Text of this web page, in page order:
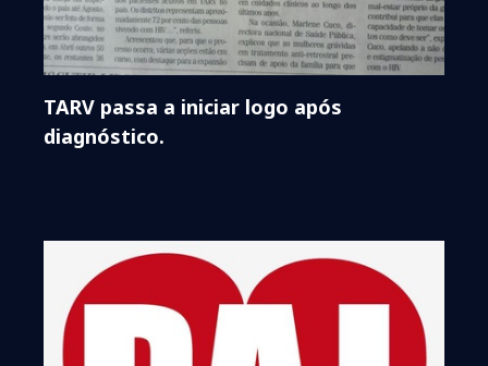
TARV passa a iniciar logo após
diagnóstico.